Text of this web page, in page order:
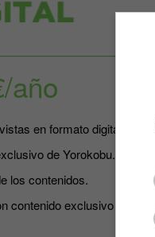
año
en formato digital.
de Yorokobu.
los contenidos.
contenido exclusivo para